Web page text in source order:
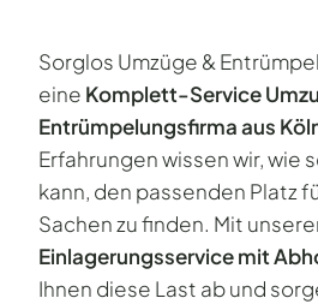
Sorglos Umzüge &
eine Komplett-Service
Entrümpelungsfirma aus
Erfahrungen wissen wir, wie
kann, den passenden Platz
Sachen zu finden. Mit
Einlagerungsservice mit
Ihnen diese Last ab und